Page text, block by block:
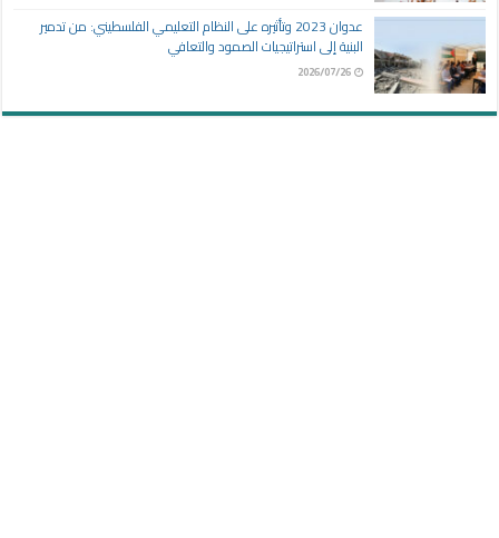
عدوان 2023 وتأثيره على النظام التعليمي الفلسطيني: من تدمير
البنية إلى استراتيجيات الصمود والتعافي
2026/07/26